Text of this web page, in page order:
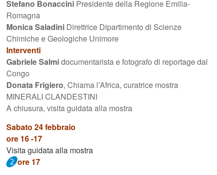
Stefano Bonaccini Presidente della Regione Emilia-
Romagna
Monica Saladini Direttrice Dipartimento di Scienze
Chimiche e Geologiche Unimore
Interventi
Gabriele Salmidocumentarista e fotografo di reportage dal
Congo
Donata Frigiero, Chiama l’Africa, curatrice mostra
MINERALI CLANDESTINI
A chiusura, visita guidata alla mostra
Sabato 24 febbraio
ore 16 -17
Visita guidata alla mostra
ore 17